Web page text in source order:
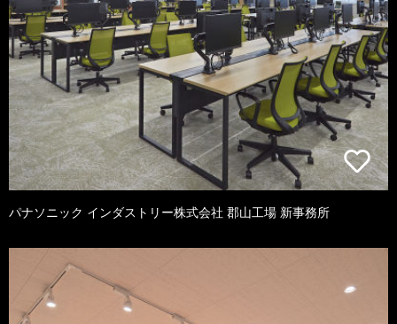
パナソニック インダストリー株式会社 郡山工場 新事務所